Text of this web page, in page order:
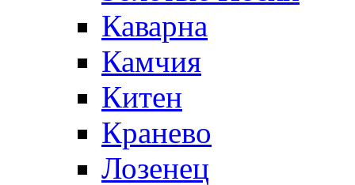
Каварна
Камчия
Китен
Кранево
Лозeнец